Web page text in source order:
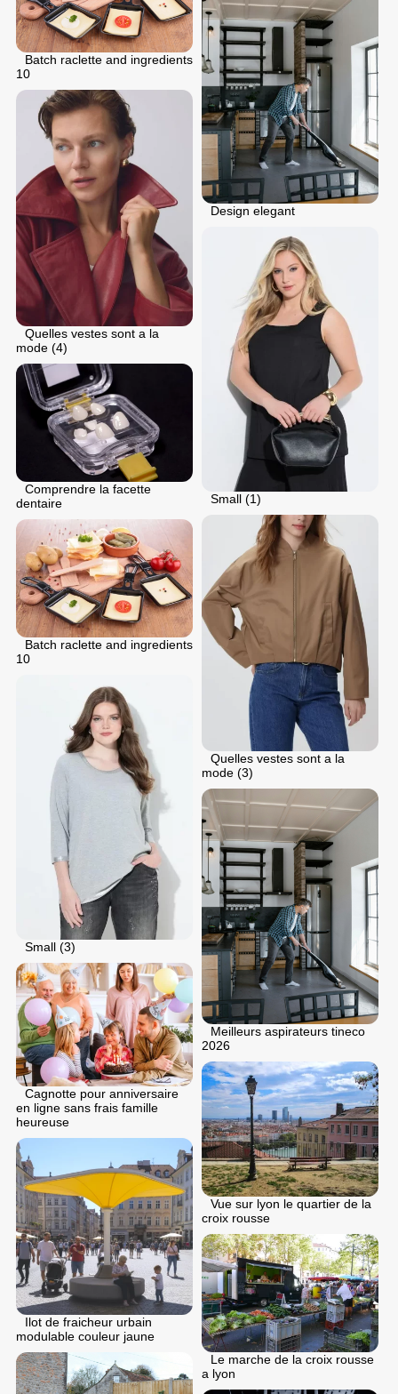
Batch raclette and ingredients
10
Design elegant
Quelles vestes sont a la
mode (4)
Small (1)
Comprendre la facette
dentaire
Quelles vestes sont a la
mode (3)
Batch raclette and ingredients
10
Small (3)
Meilleurs aspirateurs tineco
2026
Cagnotte pour anniversaire
en ligne sans frais famille
heureuse
Vue sur lyon le quartier de la
croix rousse
Ilot de fraicheur urbain
modulable couleur jaune
Le marche de la croix rousse
a lyon